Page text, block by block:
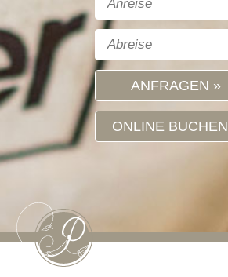
ANFRAGEN
ONLINE BUCHEN